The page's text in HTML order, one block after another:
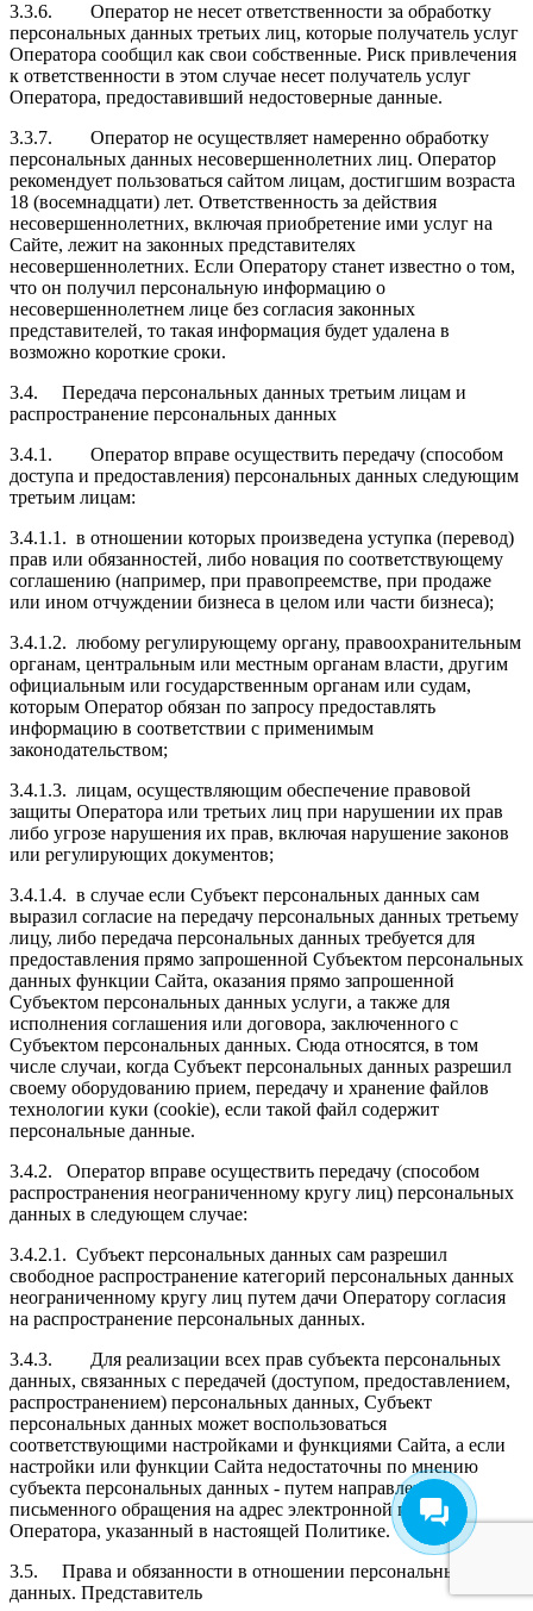
3.3.6.
Оператор не несет ответственности за обработку
персональных данных третьих лиц, которые получатель услуг
Оператора сообщил как свои собственные. Риск привлечения
к ответственности в этом случае несет получатель услуг
Оператора, предоставивший недостоверные данные.
3.3.7.
Оператор не осуществляет намеренно обработку
персональных данных несовершеннолетних лиц. Оператор
рекомендует пользоваться сайтом лицам, достигшим возраста
18 (восемнадцати) лет. Ответственность за действия
несовершеннолетних, включая приобретение ими услуг на
Сайте, лежит на законных представителях
несовершеннолетних. Если Оператору станет известно о том,
что он получил персональную информацию о
несовершеннолетнем лице без согласия законных
представителей, то такая информация будет удалена в
возможно короткие сроки.
3.4.
Передача персональных данных третьим лицам и
распространение персональных данных
3.4.1.
Оператор вправе осуществить передачу (способом
доступа и предоставления) персональных данных следующим
третьим лицам:
3.4.1.1. в отношении которых произведена уступка (перевод)
прав или обязанностей, либо новация по соответствующему
соглашению (например, при правопреемстве, при продаже
или ином отчуждении бизнеса в целом или части бизнеса);
3.4.1.2. любому регулирующему органу, правоохранительным
органам, центральным или местным органам власти, другим
официальным или государственным органам или судам,
которым Оператор обязан по запросу предоставлять
информацию в соответствии с применимым
законодательством;
3.4.1.3. лицам, осуществляющим обеспечение правовой
защиты Оператора или третьих лиц при нарушении их прав
либо угрозе нарушения их прав, включая нарушение законов
или регулирующих документов;
3.4.1.4. в случае если Субъект персональных данных сам
выразил согласие на передачу персональных данных третьему
лицу, либо передача персональных данных требуется для
предоставления прямо запрошенной Субъектом персональных
данных функции Сайта, оказания прямо запрошенной
Субъектом персональных данных услуги, а также для
исполнения соглашения или договора, заключенного с
Субъектом персональных данных. Сюда относятся, в том
числе случаи, когда Субъект персональных данных разрешил
своему оборудованию прием, передачу и хранение файлов
технологии куки (cookie), если такой файл содержит
персональные данные.
3.4.2.
Оператор вправе осуществить передачу (способом
распространения неограниченному кругу лиц) персональных
данных в следующем случае:
3.4.2.1. Субъект персональных данных сам разрешил
свободное распространение категорий персональных данных
неограниченному кругу лиц путем дачи Оператору согласия
на распространение персональных данных.
3.4.3.
Для реализации всех прав субъекта персональных
данных, связанных с передачей (доступом, предоставлением,
распространением) персональных данных, Субъект
персональных данных может воспользоваться
соответствующими настройками и функциями Сайта, а если
настройки или функции Сайта недостаточны по мнению
субъекта персональных данных - путем направления
письменного обращения на адрес электронной почты
Оператора, указанный в настоящей Политике.
3.5.
Права и обязанности в отношении персональных
данных. Представитель